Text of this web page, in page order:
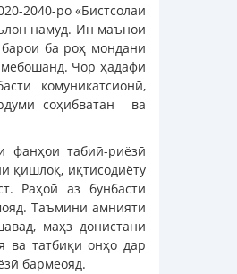
2040-ро «Бистсолаи
намуд. Ин маънои
ба роҳ мондани
Чор ҳадафи
комуникатсионӣ,
соҳибватан ва
фанҳои табиӣ-риёзӣ
қишлоқ, иқтисодиёту
Раҳоӣ аз бунбасти
Таъмини амнияти
маҳз донистани
ва татбиқи онҳо дар
бармеояд.